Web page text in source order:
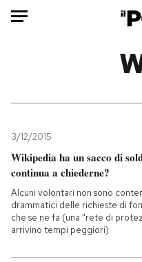
Mondo
Politica
Tecnologia
Internet
Scienza
Cultura
Economia
3/12/2015
Wikipedia ha un sacco di
continua a chiederne?
Alcuni volontari non sono
drammatici delle richieste di
che se ne fa (una "rete di
arrivino tempi peggiori)